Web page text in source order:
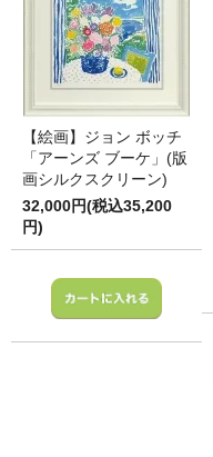
【絵画】ジョン ボッチ
「アーンズ ブーケ」(版
画シルクスクリーン)
32,000円(税込35,200
円)